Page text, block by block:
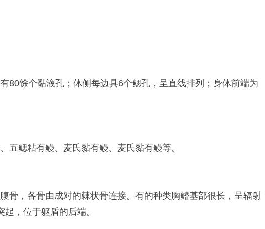
80馀个黏液孔；体侧每边具6个鳃孔，呈直线排列；身体前端为
鳃粘有鳗、麦氏黏有鳗、麦氏黏有鳗等。
骨，各骨由成对的棘状骨连接。有的种类胸鳍基部很长，呈辐射
，位于躯盾的后端。